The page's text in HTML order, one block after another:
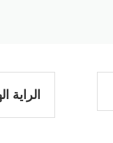
الراية